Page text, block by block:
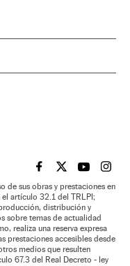
EL PAÍS BRASIL EN
EL PAÍSEL PAÍS
EL
de sus obras y prestaciones en
el artículo 32.1 del TRLPI;
distribución y
sobre temas de actualidad
realiza una reserva expresa
prestaciones accesibles desde
medios que resulten
67.3 del Real Decreto - ley